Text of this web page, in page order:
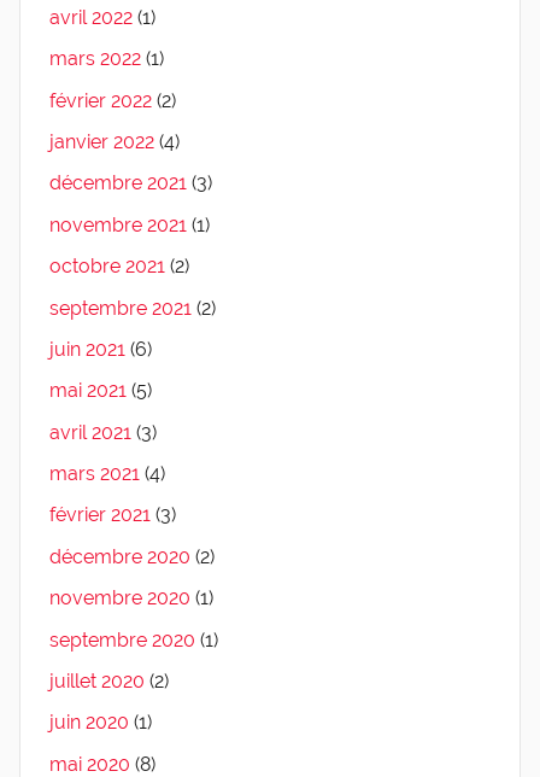
avril 2022 (1)
mars 2022 (1)
février 2022 (2)
janvier 2022 (4)
décembre 2021 (3)
novembre 2021 (1)
octobre 2021 (2)
septembre 2021 (2)
juin 2021 (6)
mai 2021 (5)
avril 2021 (3)
mars 2021 (4)
février 2021 (3)
décembre 2020 (2)
novembre 2020 (1)
septembre 2020 (1)
juillet 2020 (2)
juin 2020 (1)
mai 2020 (8)